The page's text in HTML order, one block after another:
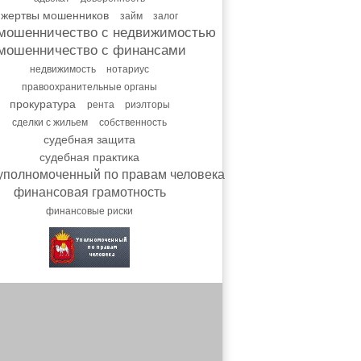
жертвы мошенников займ залог
с недвижимостью
с финансами
недвижимость
нотариус
правоохранительные органы
прокуратура рента
риэлторы
сделки с жильем
собственность
судебная защита
судебная практика
по правам человека
финансовая грамотность
финансовые риски